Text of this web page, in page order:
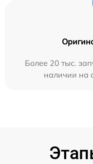
Более 20 тыс.
наличии на